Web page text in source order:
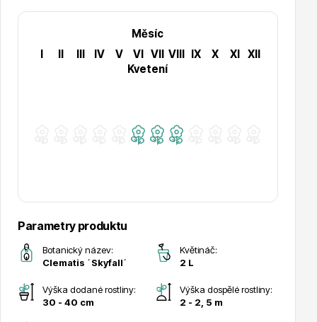
Hortenzie
Růže KORDES
Měsíc
I
II III IV V VI VII VIII IX X XI
XII
Kvetení
Parametry produktu
Botanický název:
Clematis ´Skyfall´
Květináč:
2 L
Výška dodané rostliny:
30 - 40 cm
Výška dospělé rostliny:
2 - 2, 5 m